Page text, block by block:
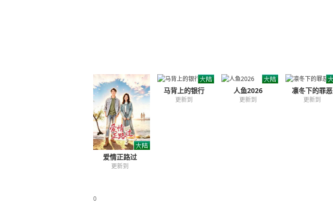
爱情正路过
更新到
马背上的银行
更新到
人鱼2026
更新到
凛冬下的罪恶
更新到
0